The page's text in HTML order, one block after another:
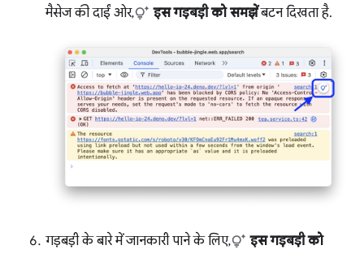
मैसेज की दाईं ओर,
इस गड़बड़ी को समझेंबटन दिखता है.
गड़बड़ी के बारे में जानकारी पाने के लिए,
इस गड़बड़ी को